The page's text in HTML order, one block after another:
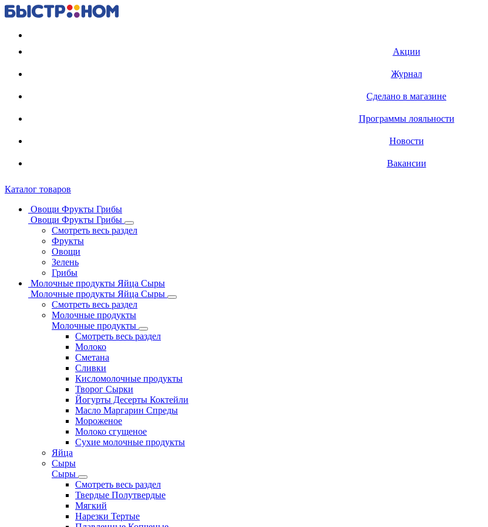
Акции
Журнал
Сделано в магазине
Программы лояльности
Новости
Вакансии
Каталог товаров
Овощи Фрукты Грибы
Овощи Фрукты Грибы
Смотреть весь раздел
Фрукты
Овощи
Зелень
Грибы
Молочные продукты Яйца Сыры
Молочные продукты Яйца Сыры
Смотреть весь раздел
Молочные продукты
Молочные продукты
Смотреть весь раздел
Молоко
Сметана
Сливки
Кисломолочные продукты
Творог Сырки
Йогурты Десерты Коктейли
Масло Маргарин Спреды
Мороженое
Молоко сгущеное
Сухие молочные продукты
Яйца
Сыры
Сыры
Смотреть весь раздел
Твердые Полутвердые
Мягкий
Нарезки Тертые